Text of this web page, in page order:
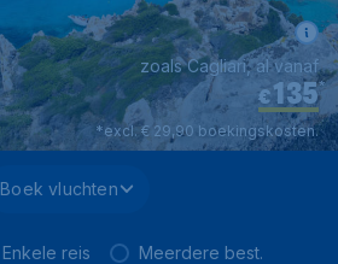
€135*
zoals Cagliari, al vanaf
*excl. € 29,90 boekingskosten.
Boek vluchten
Enkele reis Meerdere best.